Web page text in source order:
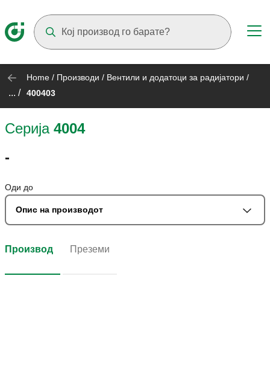
Home / Производи / Вентили и додатоци за радијатори /
... / 400403
Серија 4004
-
Оди до
Опис на производот
Производ Преземи